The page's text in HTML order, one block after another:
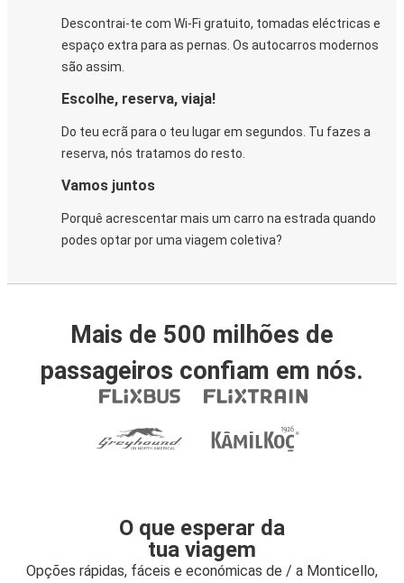
Descontrai-te com Wi-Fi gratuito, tomadas eléctricas e
espaço extra para as pernas. Os autocarros modernos
são assim.
Escolhe, reserva, viaja!
Do teu ecrã para o teu lugar em segundos. Tu fazes a
reserva, nós tratamos do resto.
Vamos juntos
Porquê acrescentar mais um carro na estrada quando
podes optar por uma viagem coletiva?
Mais de 500 milhões de
passageiros confiam em nós.
O que esperar da
tua viagem
Opções rápidas, fáceis e económicas de / a Monticello,